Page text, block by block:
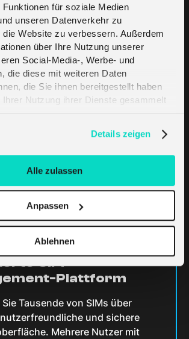
für soziale Medien
unseren Datenverkehr zu
Website zu verbessern. Außerdem
über Ihre Nutzung unserer
Social-Media-, Werbe- und
die diese mit weiteren Daten
die Sie ihnen bereitgestellt haben
Ihrer Nutzung ihrer Dienste gesammelt
Details zeigen
Alle zulassen
Anpassen
Ablehnen
SIMs
Formfaktoren,
Technologie für Remote
und Aktivierung per QR-
SIM-
Plattform
Tausende von SIMs über
und sichere
Mehrere Nutzer mit